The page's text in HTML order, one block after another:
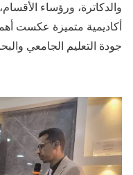
والدكاترة، ورؤساء
أكاديمية متميزة عكست
جودة التعليم الجامعي